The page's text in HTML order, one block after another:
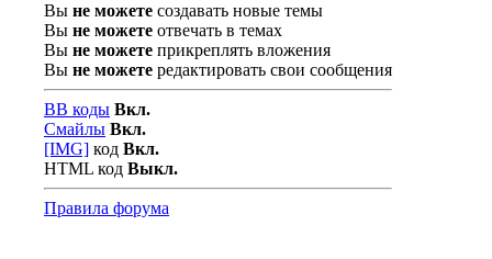
Вы не можете создавать новые темы
Вы не можете отвечать в темах
Вы не можете прикреплять вложения
Вы не можете редактировать свои сообщения
BB коды Вкл.
Смайлы Вкл.
[IMG] код Вкл.
HTML код Выкл.
Правила форума